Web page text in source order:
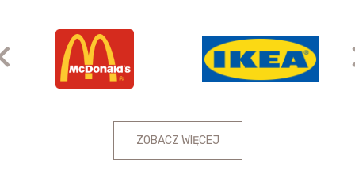
Previous
ZOBACZ WIĘCEJ